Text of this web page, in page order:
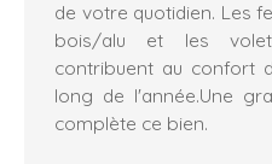
de votre quotidien. Les
bois/alu et les
contribuent au confort
long de l'année.Une
complète ce bien.